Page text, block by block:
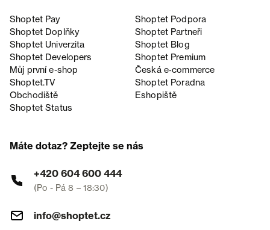
Shoptet Pay
Shoptet Podpora
Shoptet Doplňky
Shoptet Partneři
Shoptet Univerzita
Shoptet Blog
Shoptet Developers
Shoptet Premium
Můj první e-shop
Česká e‑commerce
Shoptet.TV
Shoptet Poradna
Obchodiště
Eshopiště
Shoptet Status
Máte dotaz? Zeptejte se nás
+420 604 600 444
(Po - Pá 8 – 18:30)
info@shoptet.cz